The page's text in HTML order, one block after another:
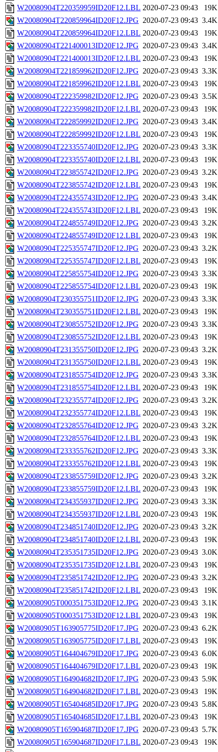
W20080904T220359959ID20F12.LBL 2020-07-23 09:43
19K
W20080904T220859964ID20F12.JPG 2020-07-23 09:43 3.4K
W20080904T220859964ID20F12.LBL 2020-07-23 09:43
19K
W20080904T221400013ID20F12.JPG 2020-07-23 09:43 3.4K
W20080904T221400013ID20F12.LBL 2020-07-23 09:43
19K
W20080904T221859962ID20F12.JPG 2020-07-23 09:43 3.3K
W20080904T221859962ID20F12.LBL 2020-07-23 09:43
19K
W20080904T222359982ID20F12.JPG 2020-07-23 09:43 3.5K
W20080904T222359982ID20F12.LBL 2020-07-23 09:43
19K
W20080904T222859992ID20F12.JPG 2020-07-23 09:43 3.4K
W20080904T222859992ID20F12.LBL 2020-07-23 09:43
19K
W20080904T223355740ID20F12.JPG 2020-07-23 09:43 3.3K
W20080904T223355740ID20F12.LBL 2020-07-23 09:43
19K
W20080904T223855742ID20F12.JPG 2020-07-23 09:43 3.2K
W20080904T223855742ID20F12.LBL 2020-07-23 09:43
19K
W20080904T224355743ID20F12.JPG 2020-07-23 09:43 3.4K
W20080904T224355743ID20F12.LBL 2020-07-23 09:43
19K
W20080904T224855749ID20F12.JPG 2020-07-23 09:43 3.2K
W20080904T224855749ID20F12.LBL 2020-07-23 09:43
19K
W20080904T225355747ID20F12.JPG 2020-07-23 09:43 3.2K
W20080904T225355747ID20F12.LBL 2020-07-23 09:43
19K
W20080904T225855754ID20F12.JPG 2020-07-23 09:43 3.3K
W20080904T225855754ID20F12.LBL 2020-07-23 09:43
19K
W20080904T230355751ID20F12.JPG 2020-07-23 09:43 3.3K
W20080904T230355751ID20F12.LBL 2020-07-23 09:43
19K
W20080904T230855752ID20F12.JPG 2020-07-23 09:43 3.3K
W20080904T230855752ID20F12.LBL 2020-07-23 09:43
19K
W20080904T231355750ID20F12.JPG 2020-07-23 09:43 3.2K
W20080904T231355750ID20F12.LBL 2020-07-23 09:43
19K
W20080904T231855754ID20F12.JPG 2020-07-23 09:43 3.3K
W20080904T231855754ID20F12.LBL 2020-07-23 09:43
19K
W20080904T232355774ID20F12.JPG 2020-07-23 09:43 3.2K
W20080904T232355774ID20F12.LBL 2020-07-23 09:43
19K
W20080904T232855764ID20F12.JPG 2020-07-23 09:43 3.2K
W20080904T232855764ID20F12.LBL 2020-07-23 09:43
19K
W20080904T233355762ID20F12.JPG 2020-07-23 09:43 3.3K
W20080904T233355762ID20F12.LBL 2020-07-23 09:43
19K
W20080904T233855759ID20F12.JPG 2020-07-23 09:43 3.2K
W20080904T233855759ID20F12.LBL 2020-07-23 09:43
19K
W20080904T234355937ID20F12.JPG 2020-07-23 09:43 3.3K
W20080904T234355937ID20F12.LBL 2020-07-23 09:43
19K
W20080904T234851740ID20F12.JPG 2020-07-23 09:43 3.2K
W20080904T234851740ID20F12.LBL 2020-07-23 09:43
19K
W20080904T235351735ID20F12.JPG 2020-07-23 09:43 3.0K
W20080904T235351735ID20F12.LBL 2020-07-23 09:43
19K
W20080904T235851742ID20F12.JPG 2020-07-23 09:43 3.2K
W20080904T235851742ID20F12.LBL 2020-07-23 09:43
19K
W20080905T000351753ID20F12.JPG 2020-07-23 09:43 3.1K
W20080905T000351753ID20F12.LBL 2020-07-23 09:43
19K
W20080905T163905775ID20F17.JPG 2020-07-23 09:43 6.2K
W20080905T163905775ID20F17.LBL 2020-07-23 09:43
19K
W20080905T164404679ID20F17.JPG 2020-07-23 09:43 6.0K
W20080905T164404679ID20F17.LBL 2020-07-23 09:43
19K
W20080905T164904682ID20F17.JPG 2020-07-23 09:43 5.9K
W20080905T164904682ID20F17.LBL 2020-07-23 09:43
19K
W20080905T165404685ID20F17.JPG 2020-07-23 09:43 5.8K
W20080905T165404685ID20F17.LBL 2020-07-23 09:43
19K
W20080905T165904687ID20F17.JPG 2020-07-23 09:43 5.7K
W20080905T165904687ID20F17.LBL 2020-07-23 09:43
19K